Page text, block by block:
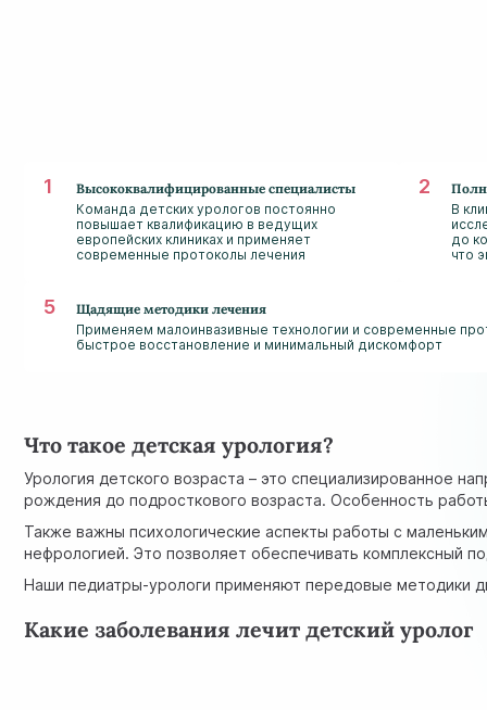
Высококвалифицированные специалисты
Команда детских урологов постоянно
повышает квалификацию в ведущих
европейских клиниках и применяет
современные протоколы лечения
В
до
что
Щадящие методики лечения
Применяем малоинвазивные технологии и современные
быстрое восстановление и минимальный дискомфорт
Что такое детская урология?
Урология детского возраста – это специализированное
рождения до подросткового возраста. Особенность
Также важны психологические аспекты работы с
нефрологией. Это позволяет обеспечивать комплексный
Наши педиатры-урологи применяют передовые методики
Какие заболевания лечит детский уролог